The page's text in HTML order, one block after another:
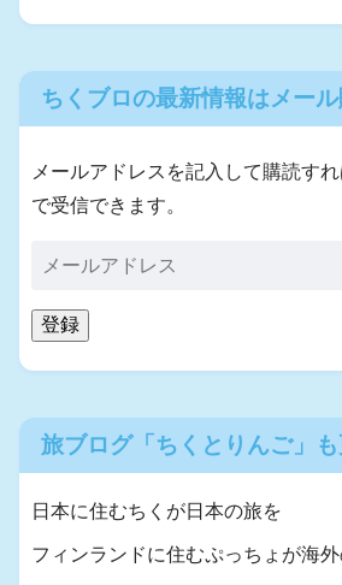
ちくブロの最新情報はメール
メールアドレスを記入して購読す
で受信できます。
登録
旅ブログ「ちくとりんご」も
日本に住むちくが日本の旅を
フィンランドに住むぷっちょが海